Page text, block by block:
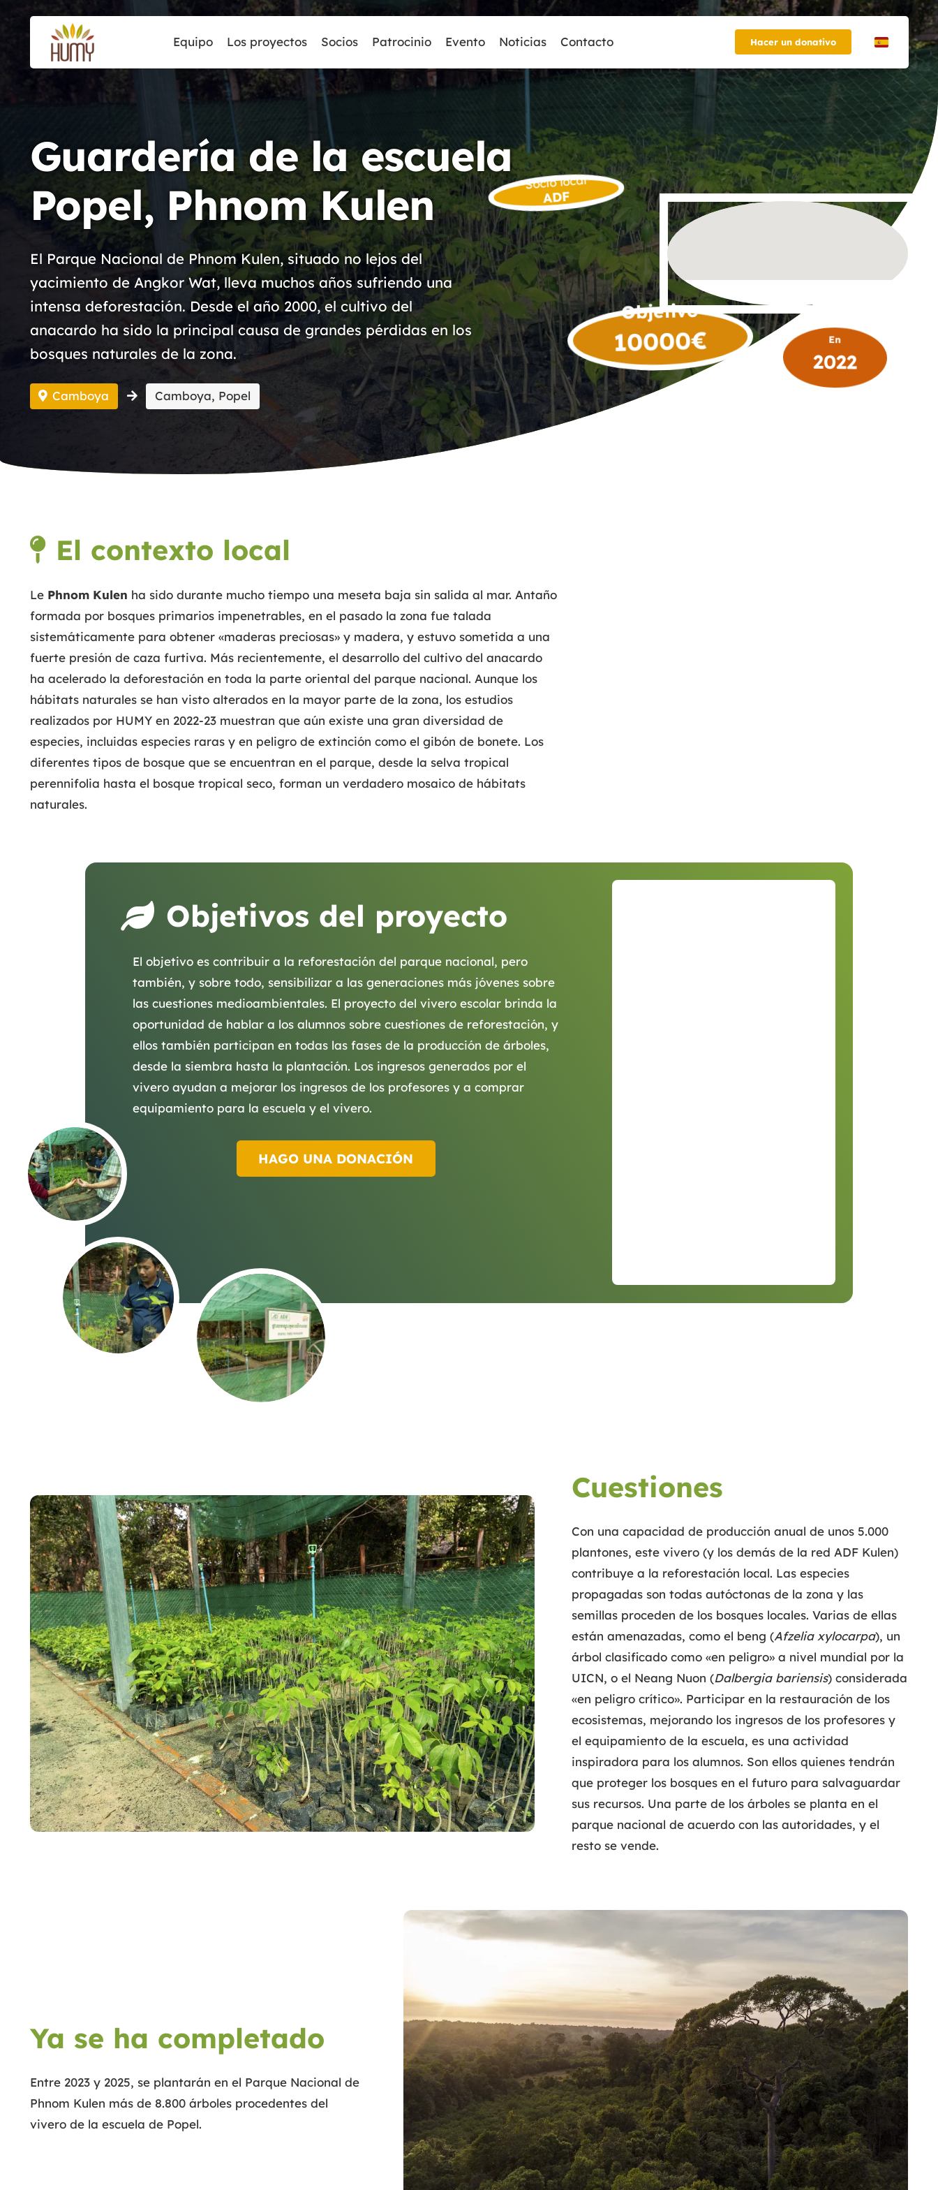
Equipo Los proyectos Socios Patrocinio Evento Noticias Contacto Hacer un donativo
Guardería de la escuela
Popel, Phnom Kulen
El Parque Nacional de Phnom Kulen, situado no lejos del
yacimiento de Angkor Wat, lleva muchos años sufriendo una
intensa deforestación. Desde el año 2000, el cultivo del
anacardo ha sido la principal causa de grandes pérdidas en los
bosques naturales de la zona.
Camboya Camboya, Popel
Socio local
ADF
Objetivo
10000€ En
2022
El contexto local
Le Phnom Kulen ha sido durante mucho tiempo una meseta baja sin salida al mar. Antaño
formada por bosques primarios impenetrables, en el pasado la zona fue talada
sistemáticamente para obtener «maderas preciosas» y madera, y estuvo sometida a una
fuerte presión de caza furtiva. Más recientemente, el desarrollo del cultivo del anacardo
ha acelerado la deforestación en toda la parte oriental del parque nacional. Aunque los
hábitats naturales se han visto alterados en la mayor parte de la zona, los estudios
realizados por HUMY en 2022-23 muestran que aún existe una gran diversidad de
especies, incluidas especies raras y en peligro de extinción como el gibón de bonete. Los
diferentes tipos de bosque que se encuentran en el parque, desde la selva tropical
perennifolia hasta el bosque tropical seco, forman un verdadero mosaico de hábitats
naturales.
Objetivos del proyecto
El objetivo es contribuir a la reforestación del parque nacional, pero
también, y sobre todo, sensibilizar a las generaciones más jóvenes sobre
las cuestiones medioambientales. El proyecto del vivero escolar brinda la
oportunidad de hablar a los alumnos sobre cuestiones de reforestación, y
ellos también participan en todas las fases de la producción de árboles,
desde la siembra hasta la plantación. Los ingresos generados por el
vivero ayudan a mejorar los ingresos de los profesores y a comprar
equipamiento para la escuela y el vivero.
HAGO UNA DONACIÓN
Cuestiones
Con una capacidad de producción anual de unos 5.000
plantones, este vivero (y los demás de la red ADF Kulen)
contribuye a la reforestación local. Las especies
propagadas son todas autóctonas de la zona y las
semillas proceden de los bosques locales. Varias de ellas
están amenazadas, como el beng (Afzelia xylocarpa), un
árbol clasificado como «en peligro» a nivel mundial por la
UICN, o el Neang Nuon (Dalbergia bariensis) considerada
«en peligro crítico». Participar en la restauración de los
ecosistemas, mejorando los ingresos de los profesores y
el equipamiento de la escuela, es una actividad
inspiradora para los alumnos. Son ellos quienes tendrán
que proteger los bosques en el futuro para salvaguardar
sus recursos. Una parte de los árboles se planta en el
parque nacional de acuerdo con las autoridades, y el
resto se vende.
Ya se ha completado
Entre 2023 y 2025, se plantarán en el Parque Nacional de
Phnom Kulen más de 8.800 árboles procedentes del
vivero de la escuela de Popel.